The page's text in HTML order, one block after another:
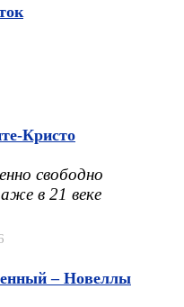
Кристо
свободно
в 21 веке
– Новеллы